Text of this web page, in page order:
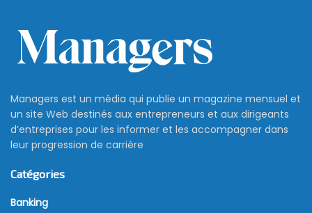
Managers est un média qui publie un magazine mensuel et
un site Web destinés aux entrepreneurs et aux dirigeants
d’entreprises pour les informer et les accompagner dans
leur progression de carrière
Catégories
Banking